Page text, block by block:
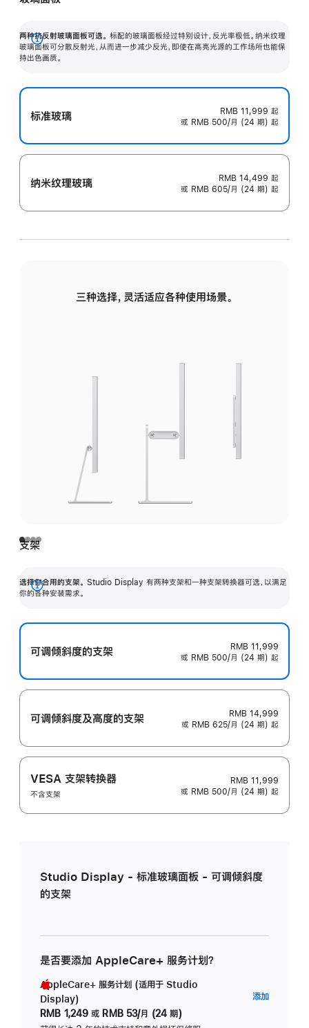
两种抗反射玻璃面板可选。 标配的玻璃面板经过特别设计，反光率极低。纳米纹理
玻璃面板可分散反射光，从而进一步减少反光，即使在高亮光源的工作场所也能保
持出色画质。
展
开
标准玻璃 RMB 11,999 起
或 RMB 500/月 (24 期) 起
纳米纹理玻璃 RMB 14,499 起
或 RMB 605/月 (24 期) 起
三种选择，灵活适应各种使用场景。
支架
选择你合用的支架。 Studio Display 有两种支架和一种支架转换器可选，以满足
你的各种安装需求。
展
可调倾斜度的支架
RMB 11,999
或 RMB 500/月 (24 期) 起
可调倾斜度及高‍度的支‍架
RMB 14,999
或 RMB 625/月 (24 期) 起
VESA 支架转换器
不含支架
RMB 11,999
或 RMB 500/月 (24 期) 起
Studio Display - 标准玻璃面板 - 可调倾斜度
的支架
是否要添加 AppleCare+ 服务计划？
AppleCare+ 服务计划 (适用于 Studio
Display)
RMB 1,249 或 RMB 53/月 (24 期)
添加